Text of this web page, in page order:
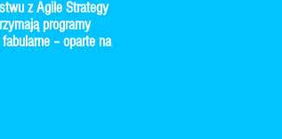
z Agile Strategy
programy
– oparte na